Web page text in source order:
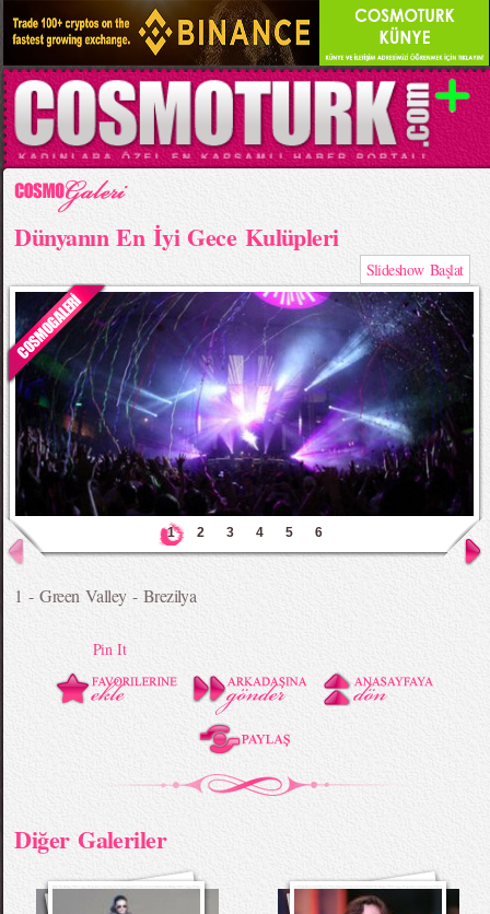
Dünyanın En İyi Gece Kulüpleri
Slideshow Başlat
1 2 3 4 5 6
1 - Green Valley - Brezilya
Pin It
Diğer Galeriler